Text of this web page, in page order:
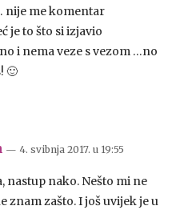
nije me komentar
je to što si izjavio
i nema veze s vezom …no
🙂
— 4. svibnja 2017. u 19:55
nastup nako. Nešto mi ne
znam zašto. I još uvijek je u